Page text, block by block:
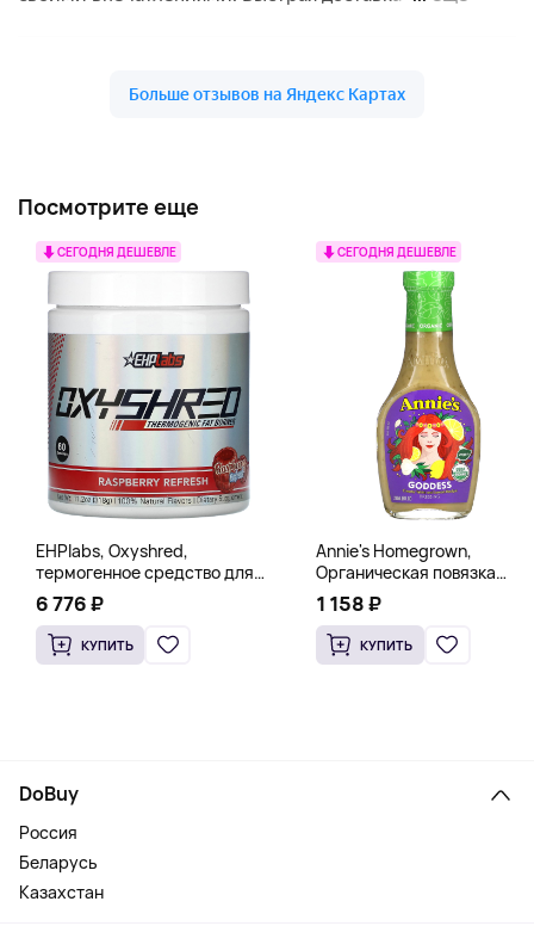
Посмотрите еще
СЕГОДНЯ ДЕШЕВЛЕ
EHPlabs, Oxyshred,
термогенное средство для
сжигания жира, малиновое
освежение, 318 г (11,2 унции)
6 776 ₽
КУПИТЬ
СЕГОДНЯ ДЕШЕВЛЕ
Annie's Homegrown,
Органическая повязка
«Богиня», 236 мл (8 жидк.
унц.)
1 158 ₽
КУПИТЬ
DoBuy
Россия
Беларусь
Казахстан